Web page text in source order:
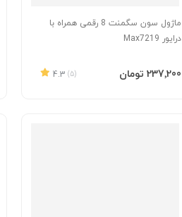
ماژول سون سگمنت 8 رقمی همراه با
درایور Max7219
4.3 (5) ‎237٬200 تومان
افزودن به سبد